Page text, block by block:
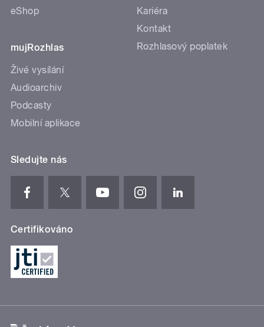
eShop
mujRozhlas
Živé vysílání
Audioarchiv
Podcasty
Mobilní aplikace
Kariéra
Kontakt
Rozhlasový poplatek
Sledujte nás
Certifikováno